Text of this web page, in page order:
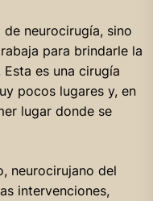
neurocirugía, sino
para brindarle la
es una cirugía
pocos lugares y, en
lugar donde se
neurocirujano del
intervenciones,